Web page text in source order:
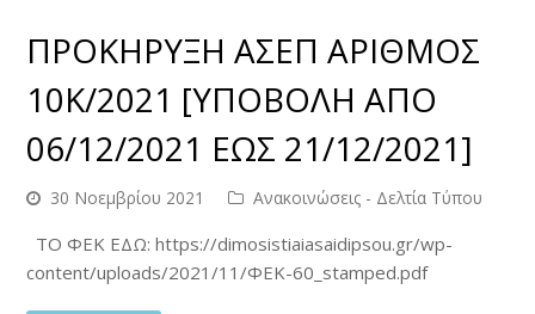
ΠΡΟΚΗΡΥΞΗ ΑΣΕΠ ΑΡΙΘΜΟΣ
10Κ/2021 [ΥΠΟΒΟΛΗ ΑΠΟ
06/12/2021 ΕΩΣ 21/12/2021]
30 Νοεμβρίου 2021 Ανακοινώσεις - Δελτία Τύπου
ΤΟ ΦΕΚ ΕΔΩ: https://dimosistiaiasaidipsou.gr/wp-
content/uploads/2021/11/ΦΕΚ-60_stamped.pdf